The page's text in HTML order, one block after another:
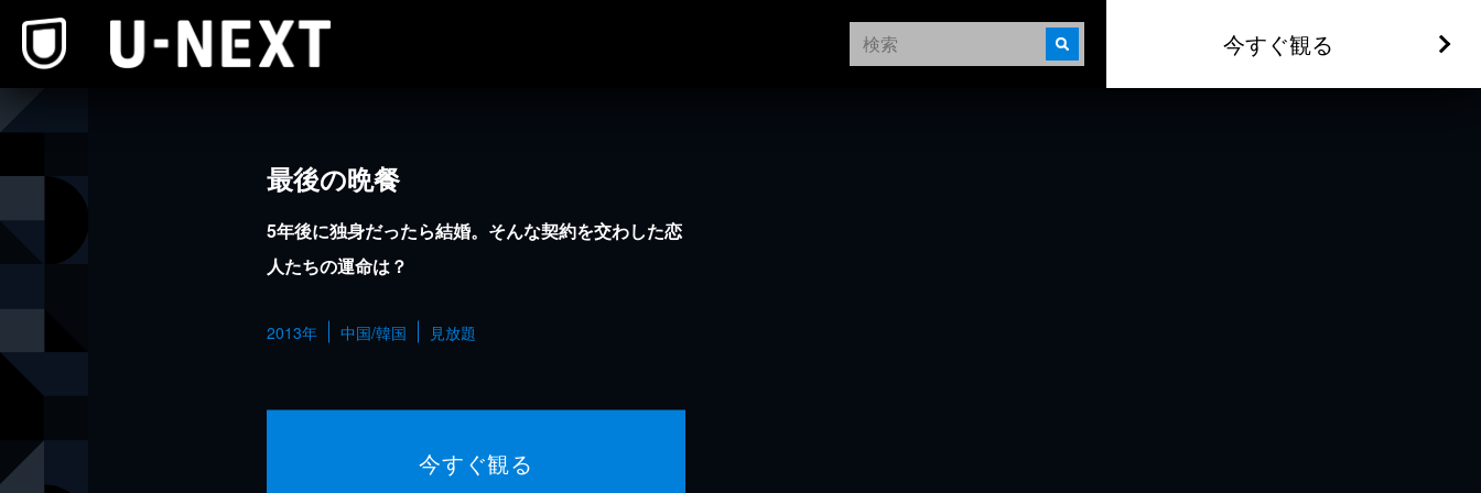
今すぐ観る
最後の晩餐
5年後に独身だったら結婚。そんな契約を交わした恋
人たちの運命は？
2013年 中国/韓国 見放題
今すぐ観る